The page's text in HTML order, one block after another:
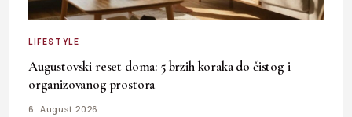
LIFESTYLE
Augustovski reset doma: 5 brzih koraka do čistog i
organizovanog prostora
6. August 2026.